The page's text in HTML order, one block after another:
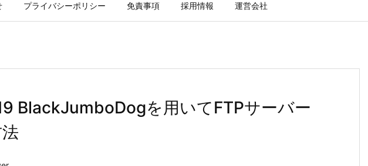
プライバシーポリシー 免責事項 採用情報 運営会社
BlackJumboDogを用いてFTPサーバー